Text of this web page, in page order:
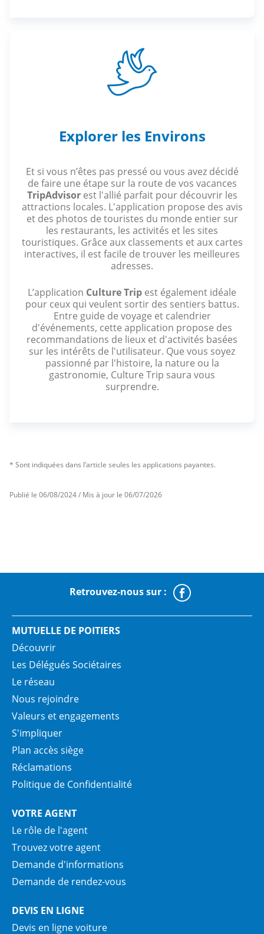
Explorer les Environs
Et si vous n’êtes pas pressé ou vous avez décidé
de faire une étape sur la route de vos vacances
TripAdvisorest l'allié parfait pour découvrir les
attractions locales. L'application propose des avis
et des photos de touristes du monde entier sur
les restaurants, les activités et les sites
touristiques. Grâce aux classements et aux cartes
interactives, il est facile de trouver les meilleures
adresses.
L’application Culture Trip est également idéale
pour ceux qui veulent sortir des sentiers battus.
Entre guide de voyage et calendrier
d'événements, cette application propose des
recommandations de lieux et d'activités basées
sur les intérêts de l'utilisateur. Que vous soyez
passionné par l'histoire, la nature ou la
gastronomie, Culture Trip saura vous
surprendre.
* Sont indiquées dans l’article seules les applications payantes.
Publié le 06/08/2024 / Mis à jour le 06/07/2026
Retrouvez-nous sur :
MUTUELLE DE POITIERS
Découvrir
Les Délégués Sociétaires
Le réseau
Nous rejoindre
Valeurs et engagements
S'impliquer
Plan accès siège
Réclamations
Politique de Confidentialité
VOTRE AGENT
Le rôle de l'agent
Trouvez votre agent
Demande d'informations
Demande de rendez-vous
DEVIS EN LIGNE
Devis en ligne voiture